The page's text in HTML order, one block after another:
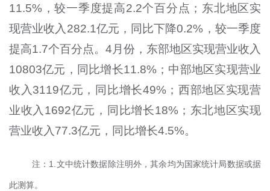
11.5%，较一季度提高2.2个百分点；东北地区实
现营业收入282.1亿元，同比下降0.2%，较一季度
提高1.7个百分点。4月份，东部地区实现营业收入
10803亿元，同比增长11.8%；中部地区实现营业
收入3119亿元，同比增长49%；西部地区实现营
业收入1692亿元，同比增长18%；东北地区实现
营业收入77.3亿元，同比增长4.5%。
注：1.文中统计数据除注明外，其余均为国家统计局数据或据
此测算。